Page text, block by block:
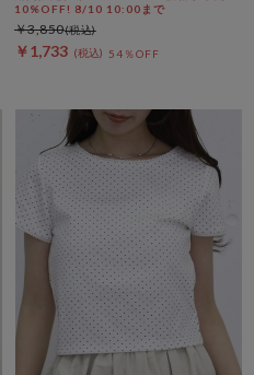
10%OFF! 8/10 10:00まで
￥1,733 54％OFF
￥3,850